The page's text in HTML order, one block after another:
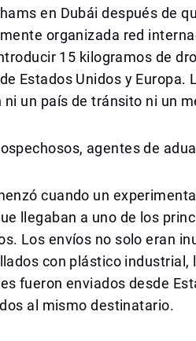
en Dubái después de
organizada red
15 kilogramos de
Estados Unidos y
ni un país de tránsito ni un
agentes de
cuando un
llegaban a uno de los
Los envíos no solo eran
con plástico
fueron enviados desde
al mismo destinatario.